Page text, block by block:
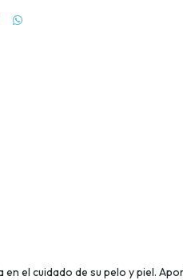
el cuidado de su pelo y piel.